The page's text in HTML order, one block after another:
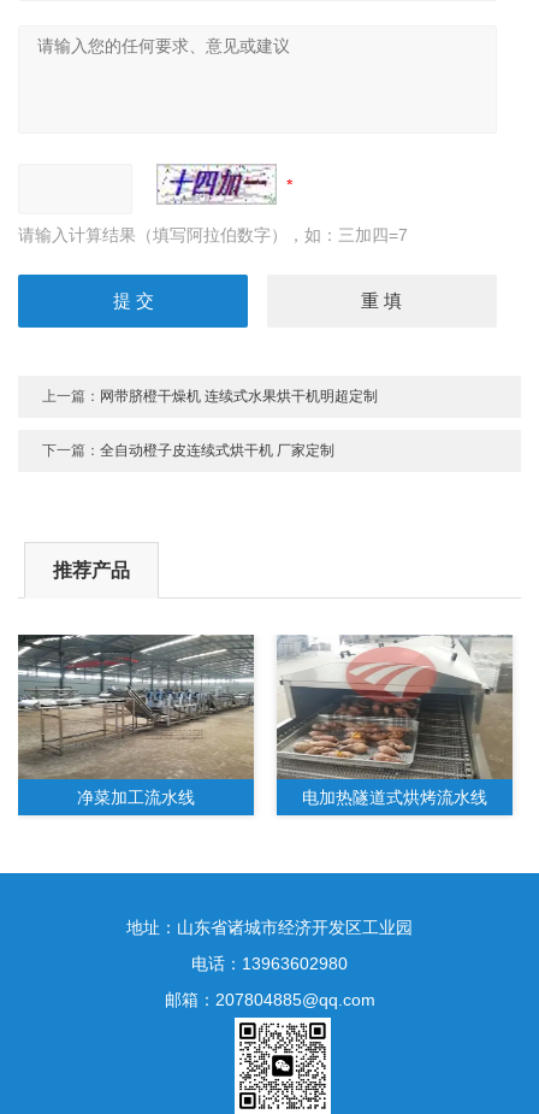
请输入计算结果（填写阿拉伯数字），如：三加四=7
上一篇： 网带脐橙干燥机 连续式水果烘干机明超定制
下一篇：全自动橙子皮连续式烘干机 厂家定制
推荐产品
净菜加工流水线 电加热隧道式烘烤流水线
水果净菜加工生产线
地址：山东省诸城市经济开发区工业园
电话：13963602980
邮箱：207804885@qq.com